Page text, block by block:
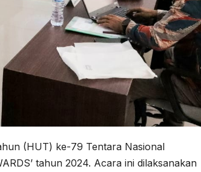
(HUT) ke-79 Tentara Nasional
tahun 2024. Acara ini dilaksanakan